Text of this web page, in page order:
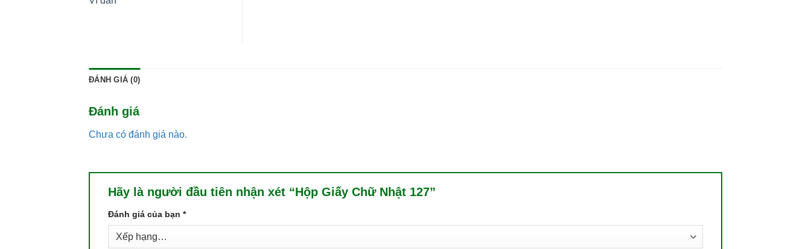
ĐÁNH GIÁ (0)
Đánh giá
Chưa có đánh giá nào.
Hãy là người đầu tiên nhận xét “Hộp Giấy Chữ Nhật 127”
Đánh giá của bạn *